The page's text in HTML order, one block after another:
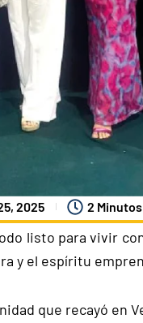
2025 2 Minutos
listo para vivir
y el espíritu
que recayó en